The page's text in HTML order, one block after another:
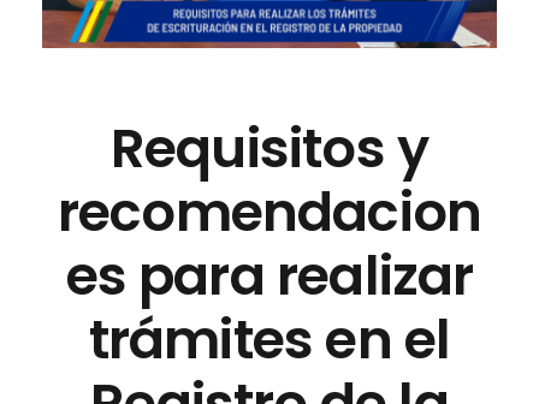
Requisitos y
recomendacion
es para realizar
trámites en el